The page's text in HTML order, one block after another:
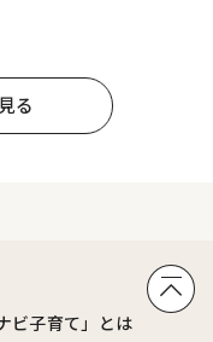
る
ビ子育て」とは